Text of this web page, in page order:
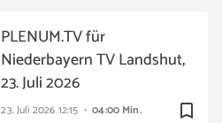
bookmark_border
23. Juli 2026 12:15 04:00 Min.
PLENUM.TV für
Niederbayern TV Landshut,
23. Juli 2026